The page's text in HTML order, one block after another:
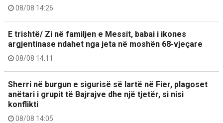
08/08 14:26
E trishtë/ Zi në familjen e Messit, babai i ikones
argjentinase ndahet nga jeta në moshën 68-vjeçare
08/08 14:11
Sherri në burgun e sigurisë së lartë në Fier, plagoset
anëtari i grupit të Bajrajve dhe një tjetër, si nisi
konflikti
08/08 14:05